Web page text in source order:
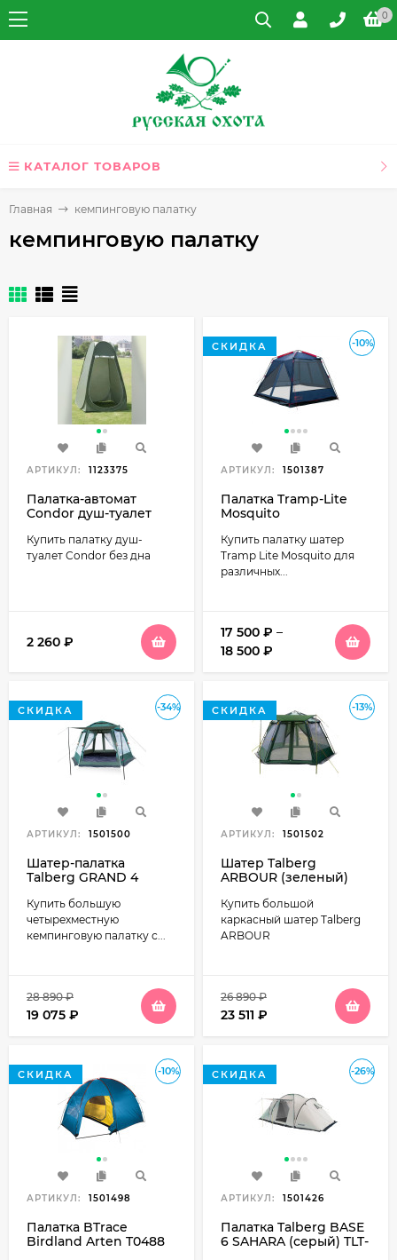
0
КАТАЛОГ ТОВАРОВ
Главная кемпинговую палатку
кемпинговую палатку
АРТИКУЛ: 1123375
Палатка-автомат
Condor душ-туалет
дна)
Купить палатку душ-
туалет Condor без дна
2 260 ₽
-10%
СКИДКА
АРТИКУЛ: 1501387
Палатка Tramp-Lite
Mosquito
Купить палатку шатер
Tramp Lite Mosquito для
различных...
17 500 ₽ –
18 500 ₽
-34%
СКИДКА
АРТИКУЛ: 1501500
Шатер-палатка
Talberg GRAND 4
Купить большую
четырехместную
кемпинговую палатку с...
28 890₽
19 075 ₽
-13%
СКИДКА
АРТИКУЛ: 1501502
Шатер Talberg
ARBOUR (зеленый)
Купить большой
каркасный шатер Talberg
ARBOUR
26 890₽
23 511 ₽
-10%
СКИДКА
АРТИКУЛ: 1501498
Палатка BTrace
Birdland Arten T0488
-26%
СКИДКА
АРТИКУЛ: 1501426
Палатка Talberg BASE
6 SAHARA (серый) TLT-